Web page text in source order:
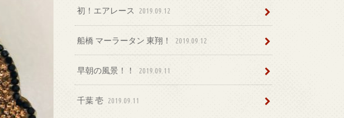
初！エアレース 2019.09.12
船橋 マーラータン 東翔！ 2019.09.12
早朝の風景！！ 2019.09.11
千葉 壱 2019.09.11